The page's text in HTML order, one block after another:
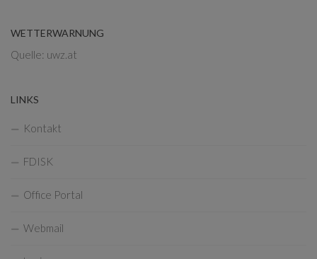
WETTERWARNUNG
Quelle: uwz.at
LINKS
Kontakt
FDISK
Office Portal
Webmail